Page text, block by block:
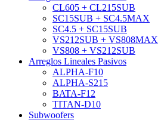
CL605 + CL215SUB
SC15SUB + SC4.5MAX
SC4.5 + SC15SUB
VS212SUB + VS808MAX
VS808 + VS212SUB
Arreglos Lineales Pasivos
ALPHA-F10
ALPHA-S215
BATA-F12
TITAN-D10
Subwoofers